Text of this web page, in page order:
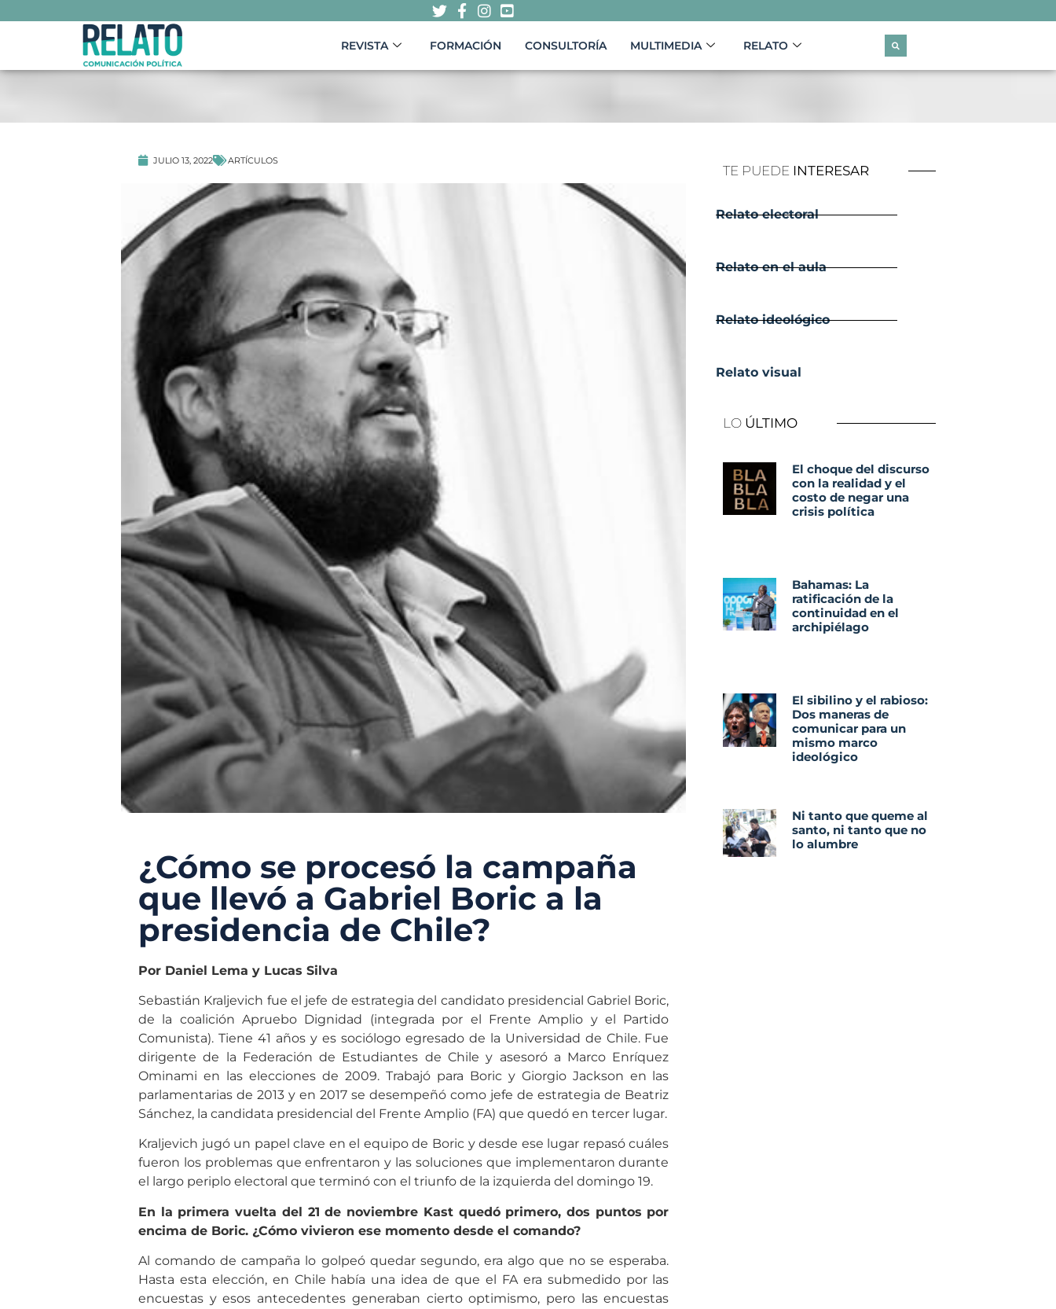
REVISTA FORMACIÓN CONSULTORÍA MULTIMEDIA RELATO
JULIO 13, 2022 ARTÍCULOS
¿Cómo se procesó la campaña
que llevó a Gabriel Boric a la
presidencia de Chile?
Por Daniel Lema y Lucas Silva
Sebastián Kraljevich fue el jefe de estrategia del candidato presidencial Gabriel Boric,
de la coalición Apruebo Dignidad (integrada por el Frente Amplio y el Partido
Comunista). Tiene 41 años y es sociólogo egresado de la Universidad de Chile. Fue
dirigente de la Federación de Estudiantes de Chile y asesoró a Marco Enríquez
Ominami en las elecciones de 2009. Trabajó para Boric y Giorgio Jackson en las
parlamentarias de 2013 y en 2017 se desempeñó como jefe de estrategia de Beatriz
Sánchez, la candidata presidencial del Frente Amplio (FA) que quedó en tercer lugar.
Kraljevich jugó un papel clave en el equipo de Boric y desde ese lugar repasó cuáles
fueron los problemas que enfrentaron y las soluciones que implementaron durante
el largo periplo electoral que terminó con el triunfo de la izquierda del domingo 19.
En la primera vuelta del 21 de noviembre Kast quedó primero, dos puntos por
encima de Boric. ¿Cómo vivieron ese momento desde el comando?
Al comando de campaña lo golpeó quedar segundo, era algo que no se esperaba.
Hasta esta elección, en Chile había una idea de que el FA era submedido por las
encuestas y esos antecedentes generaban cierto optimismo, pero las encuestas
TE PUEDE INTERESAR
Relato electoral
Relato en el aula
Relato ideológico
Relato visual
LO ÚLTIMO
El choque del discurso
con la realidad y el
costo de negar una
crisis política
Bahamas: La
ratificación de la
continuidad en el
archipiélago
El sibilino y el rabioso:
Dos maneras de
comunicar para un
mismo marco
ideológico
Ni tanto que queme al
santo, ni tanto que no
lo alumbre